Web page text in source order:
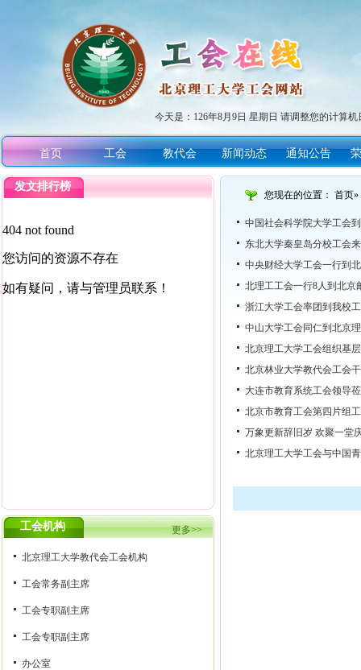
今天是： 126年8月9日 星期日 请调整您的计算机
首页 工会 教代会 新闻动态 通知公告
发文排行榜
更多>>
工会机构
北京理工大学教代会工会机构
工会常务副主席
工会专职副主席
工会专职副主席
办公室
您现在的位置： 首页»
中国社会科学院大学工会
东北大学秦皇岛分校工会
中央财经大学工会一行到
北理工工会一行8人到北京
浙江大学工会率团到我校
中山大学工会同仁到北京
北京理工大学工会组织基
北京林业大学教代会工会
大连市教育系统工会领导
北京市教育工会第四片组
万象更新辞旧岁 欢聚一堂
北京理工大学工会与中国